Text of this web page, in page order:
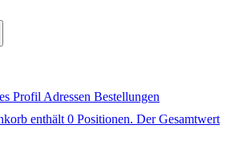
Profil Adressen Bestellungen
enthält 0 Positionen. Der Gesamtwert